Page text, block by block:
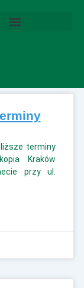
terminy
Kraków
przy ul.